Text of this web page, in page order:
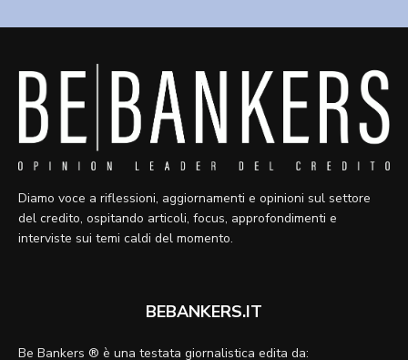
Diamo voce a riflessioni, aggiornamenti e opinioni sul settore
del credito, ospitando articoli, focus, approfondimenti e
interviste sui temi caldi del momento.
BEBANKERS.IT
Be Bankers ® è una testata giornalistica edita da: